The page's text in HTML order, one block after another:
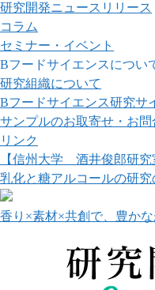
研究開発ニュースリリース
コラム
セミナー・イベント
Bフードサイエンスについ
研究組織について
Bフードサイエンス研究サ
サンプルのお取寄せ・お問
リンク
【信州大学 酒井俊郎研究
乳化と糖アルコールの研究
香り×素材×共創で、豊か